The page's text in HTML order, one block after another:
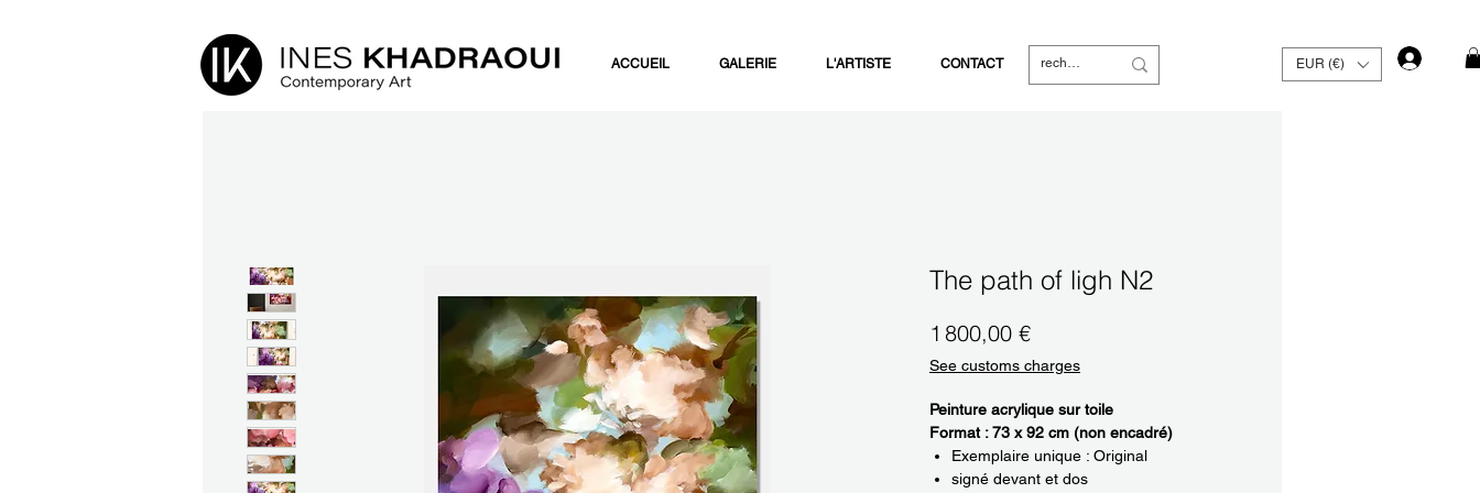
ACCUEIL GALERIE L'ARTISTE CONTACT EUR (€) Se
The path of ligh N2
1 800,00 €Prix
See customs charges
Peinture acrylique sur toile
Format : 73 x 92 cm (non encadré)
Exemplaire unique : Original
signé devant et dos